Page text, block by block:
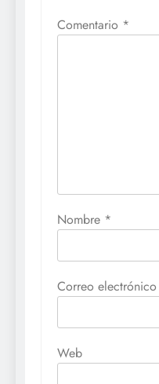
Comentario *
Nombre *
Correo electrónico
Web